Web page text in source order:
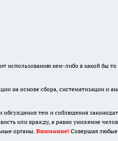
использованию кем-либо в какой бы
на основе сбора, систематизации и
тем и соблюдения
или вражду, а равно унижение
органы. Внимание! Совершая любые